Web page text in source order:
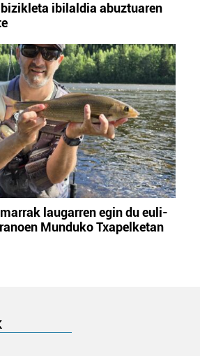
ibilaldia abuztuaren
laugarren egin du euli-
Munduko Txapelketan